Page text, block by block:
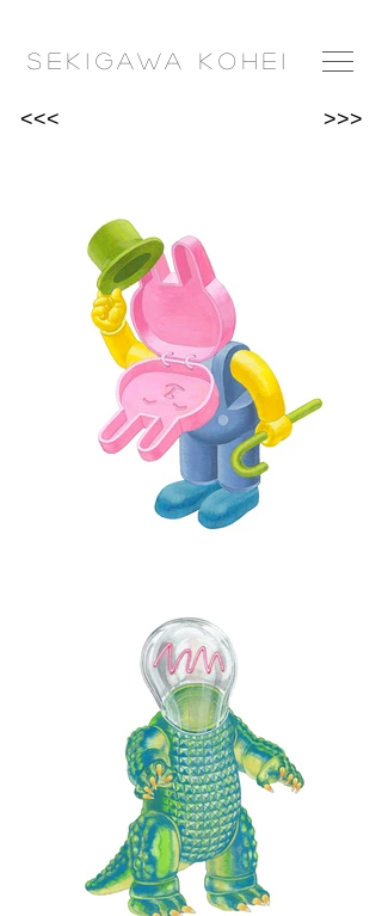
​Seki gawa Ko hei
<<< >>>